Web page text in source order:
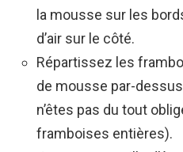
la mousse sur les
d’air sur le côté.
Répartissez les
de mousse par-
n’êtes pas du tout
framboises entières).